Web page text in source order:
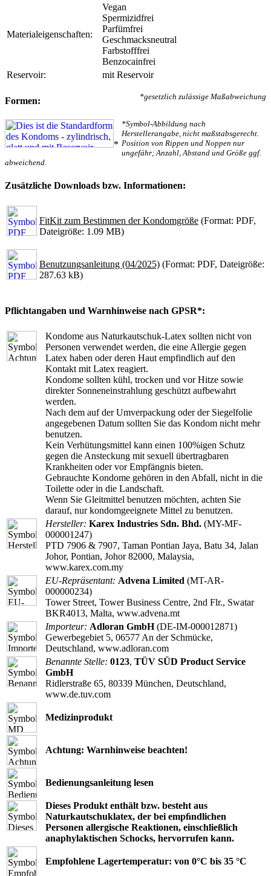
Materialeigenschaften:
Vegan
Spermizidfrei
Parfümfrei
Geschmacksneutral
Farbstofffrei
Benzocainfrei
Reservoir:
mit Reservoir
*gesetzlich zulässige Maßabweichung
Formen:
*
*Symbol-Abbildung nach
Herstellerangabe, nicht maßstabsgerecht.
Position von Rippen und Noppen nur
ungefähr; Anzahl, Abstand und Größe ggf.
abweichend.
Zusätzliche Downloads bzw. Informationen:
FitKit zum Bestimmen der Kondomgröße (Format: PDF,
Dateigröße: 1.09 MB)
Benutzungsanleitung (04/2025) (Format: PDF, Dateigröße:
287.63 kB)
Pflichtangaben und Warnhinweise nach GPSR*:
Kondome aus Naturkautschuk-Latex sollten nicht von
Personen verwendet werden, die eine Allergie gegen
Latex haben oder deren Haut empfindlich auf den
Kontakt mit Latex reagiert.
Kondome sollten kühl, trocken und vor Hitze sowie
direkter Sonneneinstrahlung geschützt aufbewahrt
werden.
Nach dem auf der Umverpackung oder der Siegelfolie
angegebenen Datum sollten Sie das Kondom nicht mehr
benutzen.
Kein Verhütungsmittel kann einen 100%igen Schutz
gegen die Ansteckung mit sexuell übertragbaren
Krankheiten oder vor Empfängnis bieten.
Gebrauchte Kondome gehören in den Abfall, nicht in die
Toilette oder in die Landschaft.
Wenn Sie Gleitmittel benutzen möchten, achten Sie
darauf, nur kondomgeeignete Mittel zu benutzen.
Hersteller: Karex Industries Sdn. Bhd. (MY-MF-
000001247)
PTD 7906 & 7907, Taman Pontian Jaya, Batu 34, Jalan
Johor, Pontian, Johor 82000, Malaysia,
www.karex.com.my
EU-Repräsentant: Advena Limited (MT-AR-
000000234)
Tower Street, Tower Business Centre, 2nd Flr., Swatar
BKR4013, Malta, www.advena.mt
Importeur: Adloran GmbH(DE-IM-000012871)
Gewerbegebiet 5, 06577 An der Schmücke,
Deutschland, www.adloran.com
Benannte Stelle: 0123, TÜV SÜD Product Service
GmbH
Ridlerstraße 65, 80339 München, Deutschland,
www.de.tuv.com
Medizinprodukt
Achtung: Warnhinweise beachten!
Bedienungsanleitung lesen
Dieses Produkt enthält bzw. besteht aus
Naturkautschuklatex, der bei empﬁndlichen
Personen allergische Reaktionen, einschließlich
anaphylaktischen Schocks, hervorrufen kann.
Empfohlene Lagertemperatur: von 0°C bis 35 °C